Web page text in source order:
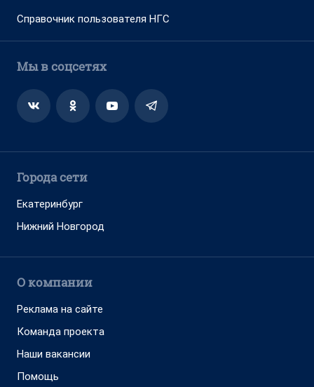
Справочник пользователя НГС
Мы в соцсетях
Города сети
Екатеринбург
Нижний Новгород
О компании
Реклама на сайте
Команда проекта
Наши вакансии
Помощь